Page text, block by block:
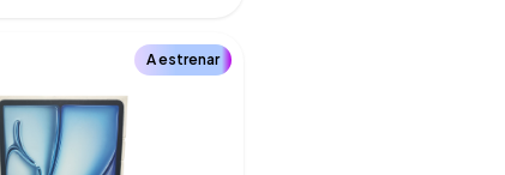
A estrenar